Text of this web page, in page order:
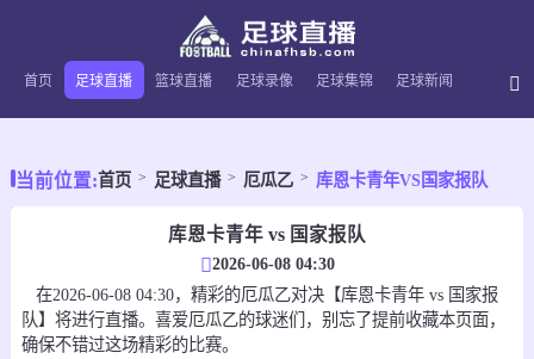
首页 足球直播 篮球直播 足球录像 足球集锦 足球新闻
当前位置:首页 足球直播 厄瓜乙 库恩卡青年VS国家报队
库恩卡青年 vs 国家报队
2026-06-08 04:30
在2026-06-08 04:30，精彩的厄瓜乙对决【库恩卡青年 vs 国家报
队】将进行直播。喜爱厄瓜乙的球迷们，别忘了提前收藏本页面，
确保不错过这场精彩的比赛。